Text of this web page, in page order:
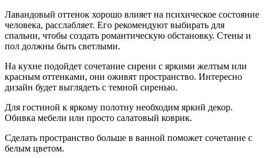
Лавандовый оттенок хорошо влияет на психическое состояние
человека, расслабляет. Его рекомендуют выбирать для
спальни, чтобы создать романтическую обстановку. Стены и
пол должны быть светлыми.
На кухне подойдет сочетание сирени с яркими желтым или
красным оттенками, они оживят пространство. Интересно
дизайн будет выглядеть с темной сиренью.
Для гостиной к яркому полотну необходим яркий декор.
Обивка мебели или просто салатовый коврик.
Сделать пространство больше в ванной поможет сочетание с
белым цветом.